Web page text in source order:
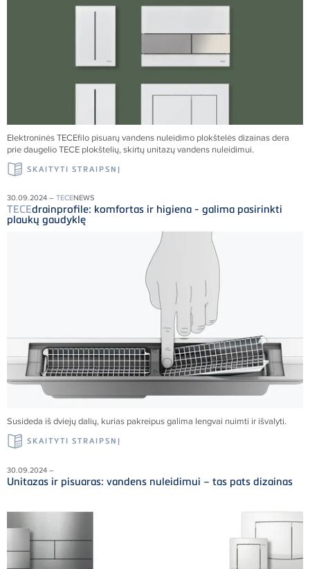
Elektroninės TECEfilo pisuarų vandens nuleidimo plokštelės dizainas dera
prie daugelio TECE plokštelių, skirtų unitazų vandens nuleidimui.
SKAITYTI STRAIPSNĮ
30.09.2024 – TECENEWS
TECEdrainprofile: komfortas ir higiena - galima pasirinkti
plaukų gaudyklę
Susideda iš dviejų dalių, kurias pakreipus galima lengvai nuimti ir išvalyti.
SKAITYTI STRAIPSNĮ
30.09.2024 –
Unitazas ir pisuaras: vandens nuleidimui – tas pats dizainas